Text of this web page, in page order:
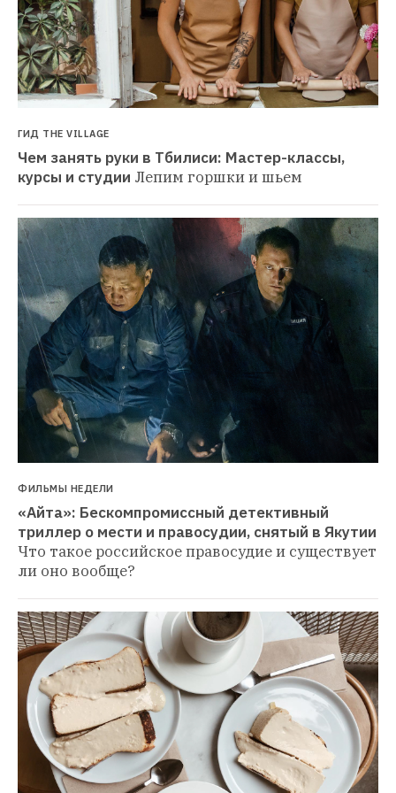
ГИД THE VILLAGE
Чем занять руки в Тбилиси: Мастер-классы,
курсы и студии Лепим горшки и шьем
ФИЛЬМЫ НЕДЕЛИ
«Айта»: Бескомпромиссный детективный
триллер о мести и правосудии, снятый в Якутии
Что такое российское правосудие и существует
ли оно вообще?